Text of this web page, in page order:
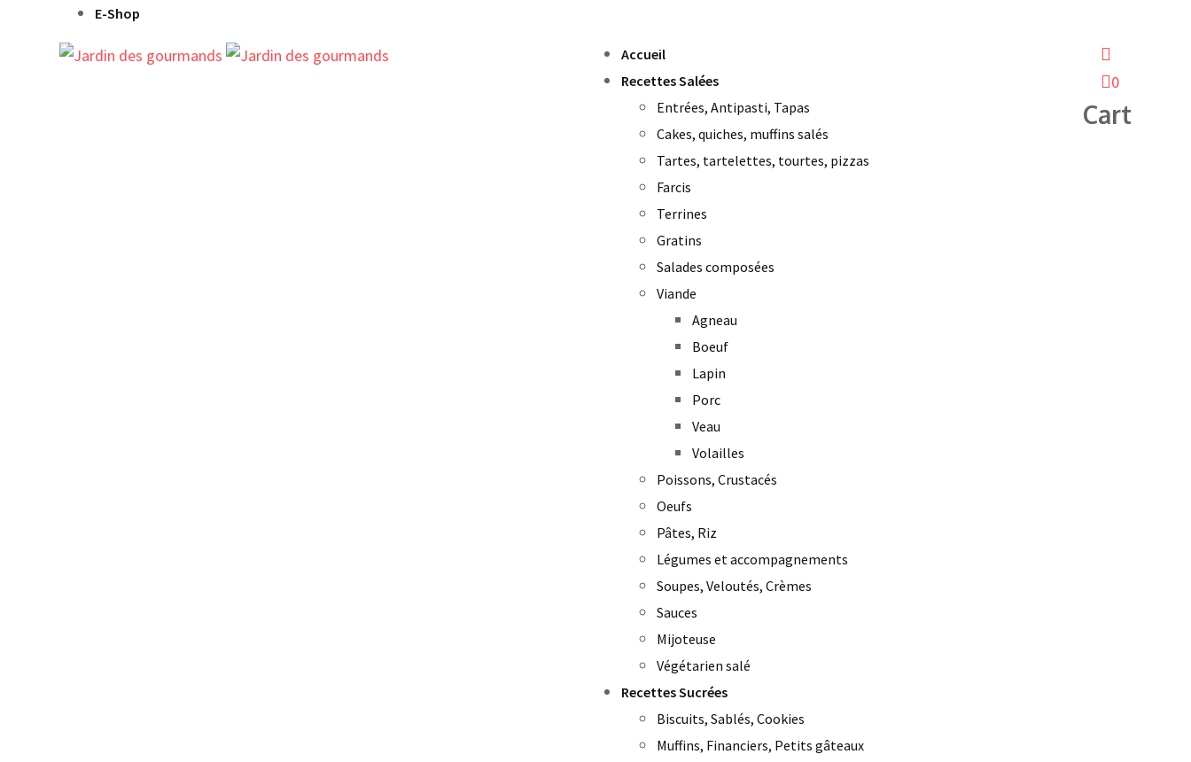
E-Shop
Accueil
Recettes Salées
Entrées, Antipasti, Tapas
Cakes, quiches, muffins salés
Tartes, tartelettes, tourtes, pizzas
Farcis
Terrines
Gratins
Salades composées
Viande
Agneau
Boeuf
Lapin
Porc
Veau
Volailles
Poissons, Crustacés
Oeufs
Pâtes, Riz
Légumes et accompagnements
Soupes, Veloutés, Crèmes
Sauces
Mijoteuse
Végétarien salé
Recettes Sucrées
Biscuits, Sablés, Cookies
Muffins, Financiers, Petits gâteaux
0
Cart